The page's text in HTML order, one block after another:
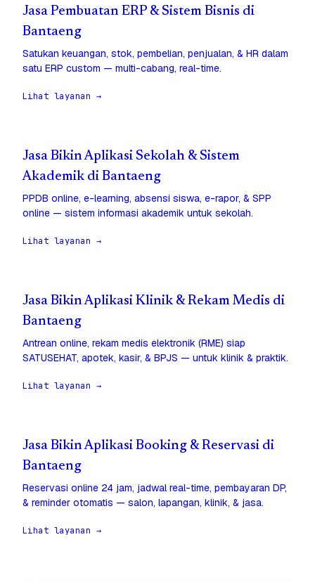
Jasa Pembuatan ERP & Sistem Bisnis di
Bantaeng
Satukan keuangan, stok, pembelian, penjualan, & HR dalam
satu ERP custom — multi-cabang, real-time.
Lihat layanan →
Jasa Bikin Aplikasi Sekolah & Sistem
Akademik di Bantaeng
PPDB online, e-learning, absensi siswa, e-rapor, & SPP
online — sistem informasi akademik untuk sekolah.
Lihat layanan →
Jasa Bikin Aplikasi Klinik & Rekam Medis di
Bantaeng
Antrean online, rekam medis elektronik (RME) siap
SATUSEHAT, apotek, kasir, & BPJS — untuk klinik & praktik.
Lihat layanan →
Jasa Bikin Aplikasi Booking & Reservasi di
Bantaeng
Reservasi online 24 jam, jadwal real-time, pembayaran DP,
& reminder otomatis — salon, lapangan, klinik, & jasa.
Lihat layanan →